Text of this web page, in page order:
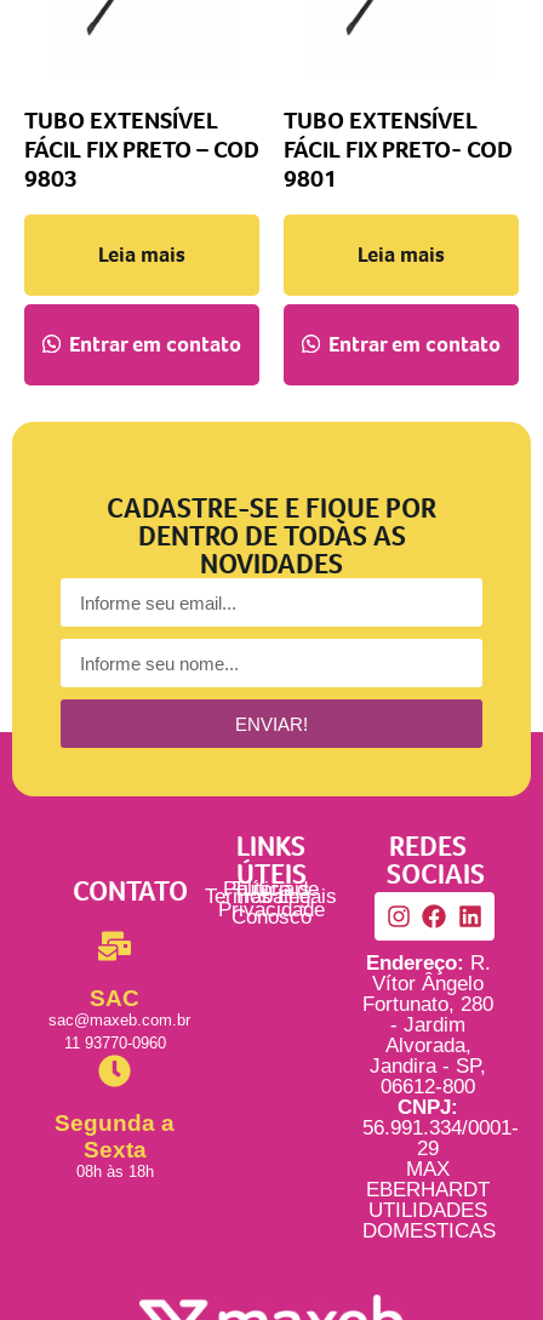
TUBO EXTENSÍVEL
FÁCIL FIX PRETO – COD
9803
Leia mais
Entrar em contato
TUBO EXTENSÍVEL
FÁCIL FIX PRETO- COD
9801
Leia mais
Entrar em contato
CADASTRE-SE E FIQUE POR
DENTRO DE TODAS AS
NOVIDADES
ENVIAR!
CONTATO
SAC
sac@maxeb.com.br
11 93770-0960
Segunda a
Sexta
08h às 18h
LINKS
ÚTEIS
Tutoriais
Política de
Privacidade
Termos Legais
Trabalhe
Conosco
REDES
SOCIAIS
Endereço: R.
Vítor Ângelo
Fortunato, 280
- Jardim
Alvorada,
Jandira - SP,
06612-800
CNPJ:
56.991.334/0001-
29
MAX
EBERHARDT
UTILIDADES
DOMESTICAS